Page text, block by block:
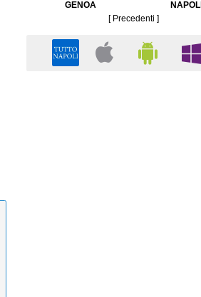
GENOA
NAPOLI
[ Precedenti ]